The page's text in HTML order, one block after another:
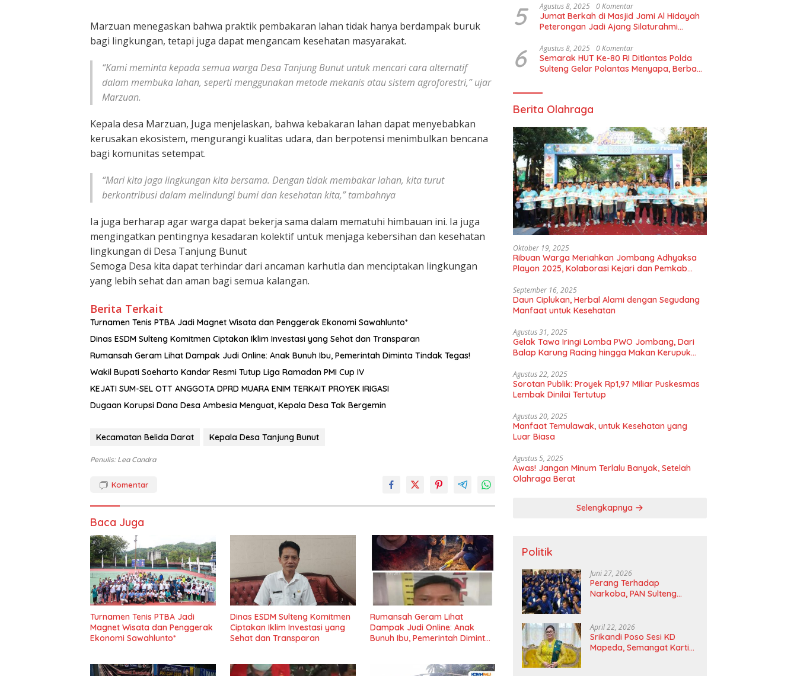
‎Marzuan menegaskan bahwa praktik pembakaran lahan tidak hanya berdampak buruk
bagi lingkungan, tetapi juga dapat mengancam kesehatan masyarakat.
“Kami meminta kepada semua warga Desa Tanjung Bunut untuk mencari cara alternatif
dalam membuka lahan, seperti menggunakan metode mekanis atau sistem agroforestri,” ujar
Marzuan.
Kepala desa Marzuan, Juga menjelaskan, bahwa kebakaran lahan dapat menyebabkan
kerusakan ekosistem, mengurangi kualitas udara, dan berpotensi menimbulkan bencana
bagi komunitas setempat.
“Mari kita jaga lingkungan kita bersama. Dengan tidak membakar lahan, kita turut
berkontribusi dalam melindungi bumi dan kesehatan kita,” tambahnya
Ia juga berharap agar warga dapat bekerja sama dalam mematuhi himbauan ini. Ia juga
mengingatkan pentingnya kesadaran kolektif untuk menjaga kebersihan dan kesehatan
lingkungan di Desa Tanjung Bunut
Semoga Desa kita dapat terhindar dari ancaman karhutla dan menciptakan lingkungan
yang lebih sehat dan aman bagi semua kalangan.
Berita Terkait
Turnamen Tenis PTBA Jadi Magnet Wisata dan Penggerak Ekonomi Sawahlunto*
Dinas ESDM Sulteng Komitmen Ciptakan Iklim Investasi yang Sehat dan Transparan
Rumansah Geram Lihat Dampak Judi Online: Anak Bunuh Ibu, Pemerintah Diminta Tindak Tegas!
Wakil Bupati Soeharto Kandar Resmi Tutup Liga Ramadan PMI Cup IV
KEJATI SUM-SEL OTT ANGGOTA DPRD MUARA ENIM TERKAIT PROYEK IRIGASI
Dugaan Korupsi Dana Desa Ambesia Menguat, Kepala Desa Tak Bergemin
Kecamatan Belida Darat Kepala Desa Tanjung Bunut
Penulis: Lea Candra
Komentar
Baca Juga
Turnamen Tenis PTBA Jadi
Magnet Wisata dan Penggerak
Ekonomi Sawahlunto*
Dinas ESDM Sulteng Komitmen
Ciptakan Iklim Investasi yang
Sehat dan Transparan
Rumansah Geram Lihat
Dampak Judi Online: Anak
Bunuh Ibu, Pemerintah Diminta
5 Agustus 8, 2025 0 Komentar
Jumat Berkah di Masjid Jami Al Hidayah
Peterongan Jadi Ajang Silaturahmi
6 Agustus 8, 2025 0 Komentar
Semarak HUT Ke-80 RI Ditlantas Polda
Sulteng Gelar Polantas Menyapa, Berbagi
Berita Olahraga
Oktober 19, 2025
Ribuan Warga Meriahkan Jombang Adhyaksa
Playon 2025, Kolaborasi Kejari dan Pemkab
September 16, 2025
Daun Ciplukan, Herbal Alami dengan Segudang
Manfaat untuk Kesehatan
Agustus 31, 2025
Gelak Tawa Iringi Lomba PWO Jombang, Dari
Balap Karung Racing hingga Makan Kerupuk
Agustus 22, 2025
Sorotan Publik: Proyek Rp1,97 Miliar Puskesmas
Lembak Dinilai Tertutup
Agustus 20, 2025
Manfaat Temulawak, untuk Kesehatan yang
Luar Biasa
Agustus 5, 2025
Awas! Jangan Minum Terlalu Banyak, Setelah
Olahraga Berat
Selengkapnya
Politik
Juni 27, 2026
Perang Terhadap
Narkoba, PAN Sulteng
DPD
April 22, 2026
Srikandi Poso Sesi KD
Mapeda, Semangat Kartini